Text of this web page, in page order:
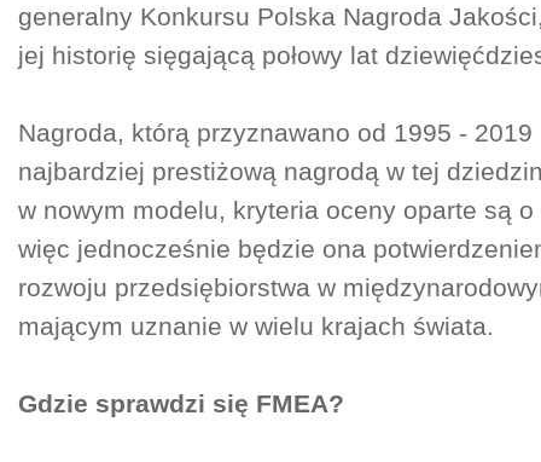
generalny Konkursu Polska Nagroda
jej historię sięgającą połowy lat
Nagroda, którą przyznawano od 1995 - 2019
najbardziej prestiżową nagrodą w tej
w nowym modelu, kryteria oceny oparte są
więc jednocześnie będzie ona
rozwoju przedsiębiorstwa w
mającym uznanie w wielu krajach świata.
Gdzie sprawdzi się FMEA?